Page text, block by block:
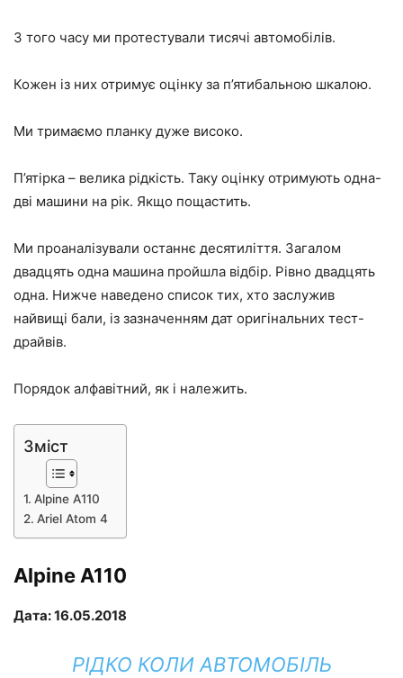
З того часу ми протестували тисячі автомобілів.
Кожен із них отримує оцінку за п’ятибальною шкалою.
Ми тримаємо планку дуже високо.
П’ятірка – велика рідкість. Таку оцінку отримують одна-
дві машини на рік. Якщо пощастить.
Ми проаналізували останнє десятиліття. Загалом
двадцять одна машина пройшла відбір. Рівно двадцять
одна. Нижче наведено список тих, хто заслужив
найвищі бали, із зазначенням дат оригінальних тест-
драйвів.
Порядок алфавітний, як і належить.
Зміст
Alpine A110
Ariel Atom 4
Alpine A110
Дата: 16.05.2018
РІДКО КОЛИ АВТОМОБІЛЬ